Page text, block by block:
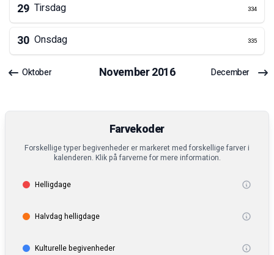
29 Tirsdag 334
30 Onsdag 335
Oktober November2016 December
Farvekoder
Forskellige typer begivenheder er markeret med forskellige farver i
kalenderen. Klik på farverne for mere information.
Helligdage
Halvdag helligdage
Kulturelle begivenheder